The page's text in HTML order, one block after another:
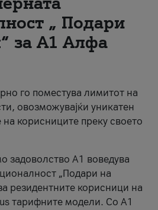
„ Подари
за А1 Алфа
го поместува лимитот на
овозможувајќи уникатен
корисниците преку своето
задоволство А1 воведува
„Подари на
резидентните корисници на
тарифните модели. Со A1